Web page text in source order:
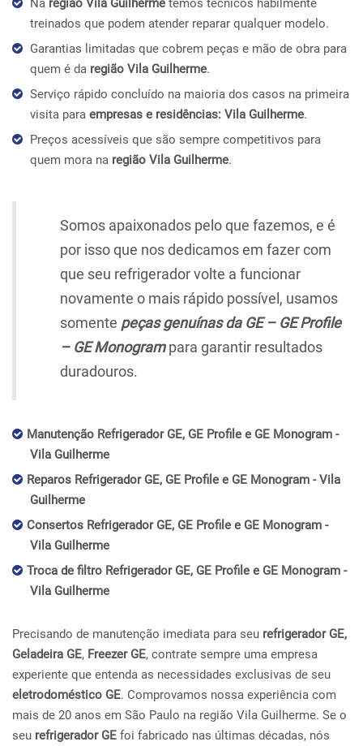
Na região Vila Guilherme temos técnicos habilmente
treinados que podem atender reparar qualquer modelo.
Garantias limitadas que cobrem peças e mão de obra para
quem é da região Vila Guilherme.
Serviço rápido concluído na maioria dos casos na primeira
visita para empresas e residências: Vila Guilherme.
Preços acessíveis que são sempre competitivos para
quem mora na região Vila Guilherme.
Somos apaixonados pelo que fazemos, e é
por isso que nos dedicamos em fazer com
que seu refrigerador volte a funcionar
novamente o mais rápido possível, usamos
somente peças genuínas da GE – GE Profile
– GE Monogrampara garantir resultados
duradouros.
Manutenção Refrigerador GE, GE Profile e GE Monogram -
Vila Guilherme
Reparos Refrigerador GE, GE Profile e GE Monogram - Vila
Guilherme
Consertos Refrigerador GE, GE Profile e GE Monogram -
Vila Guilherme
Troca de filtro Refrigerador GE, GE Profile e GE Monogram -
Vila Guilherme
Precisando de manutenção imediata para seu refrigerador GE,
Geladeira GE, Freezer GE, contrate sempre uma empresa
experiente que entenda as necessidades exclusivas de seu
eletrodoméstico GE. Comprovamos nossa experiência com
mais de 20 anos em São Paulo na região Vila Guilherme. Se o
seu refrigerador GE foi fabricado nas últimas décadas, nós